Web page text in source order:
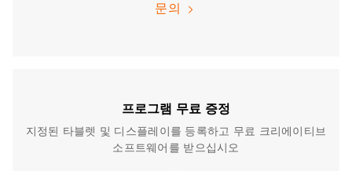
문의
프로그램 무료 증정
지정된 타블렛 및 디스플레이를 등록하고 무료 크리에이티브
소프트웨어를 받으십시오